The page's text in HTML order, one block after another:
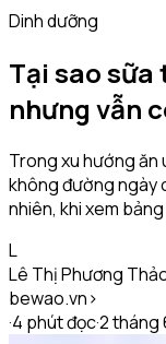
Dinh dưỡng
Tại sao
nhưng vẫn
Trong xu hướng ăn
không đường ngày
nhiên, khi xem
L
Lê Thị Phương
bewao.vn>
·4 phút đọc·2 tháng